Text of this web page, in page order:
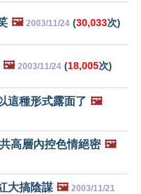
🖼️ 2003/11/24 (30,033次)
🖼️ 2003/11/24 (18,005次)
這種形式露面了 🖼️
高層內控色情絕密 🖼️
大搞陰謀 🖼️ 2003/11/21